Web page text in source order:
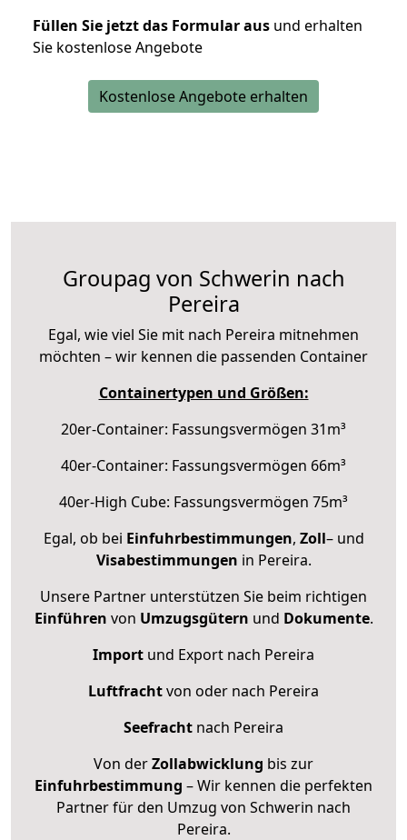
Füllen Sie jetzt das Formular aus und erhalten
Sie kostenlose Angebote
Kostenlose Angebote erhalten
Groupag von Schwerin nach
Pereira
Egal, wie viel Sie mit nach Pereira mitnehmen
möchten – wir kennen die passenden Container
Containertypen und Größen:
20er-Container: Fassungsvermögen 31m³
40er-Container: Fassungsvermögen 66m³
40er-High Cube: Fassungsvermögen 75m³
Egal, ob bei Einfuhrbestimmungen, Zoll– und
Visabestimmungen in Pereira.
Unsere Partner unterstützen Sie beim richtigen
Einführen von Umzugsgütern und Dokumente.
Import und Export nach Pereira
Luftfrachtvon oder nach Pereira
Seefracht nach Pereira
Von derZollabwicklung bis zur
Einfuhrbestimmung – Wir kennen die perfekten
Partner für den Umzug von Schwerin nach
Pereira.